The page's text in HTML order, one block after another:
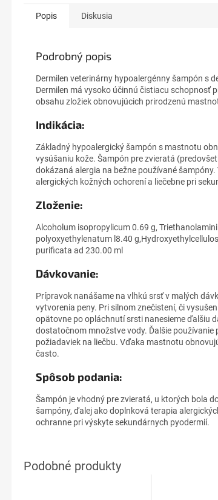
Popis Diskusia
Podrobný popis
Dermilen veterinárny hypoalergénny šampón s
Dermilen má vysoko účinnú čistiacu schopnosť
obsahu zložiek obnovujúcich prirodzenú
Indikácia:
Základný hypoalergický šampón s mastnotu
vysúšaniu kože. Šampón pre zvieratá
dokázaná alergia na bežne používané
alergických kožných ochorení a liečebne pri
Zloženie:
Alcoholum isopropylicum 0.69 g,
polyoxyethylenatum l8.40
purificata ad 230.00 ml
Dávkovanie:
Prípravok nanášame na vlhkú srsť v malých
vytvorenia peny. Pri silnom znečistení, či
opätovne po opláchnutí srsti nanesieme ďalšiu
dostatočnom množstve vody. Ďalšie
požiadaviek na liečbu. Vďaka mastnotu
často.
Spôsob podania:
Šampón je vhodný pre zvieratá, u ktorých bola
šampóny, ďalej ako doplnková terapia
ochranne pri výskyte sekundárnych pyodermií.